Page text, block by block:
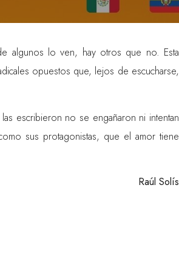
algunos lo ven, hay otros que no. Esta
opuestos que, lejos de escucharse,
escribieron no se engañaron ni intentan
sus protagonistas, que el amor tiene
Raúl Solís